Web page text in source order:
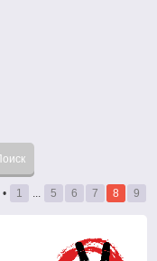
• 1 ... 5 6 7 8 9